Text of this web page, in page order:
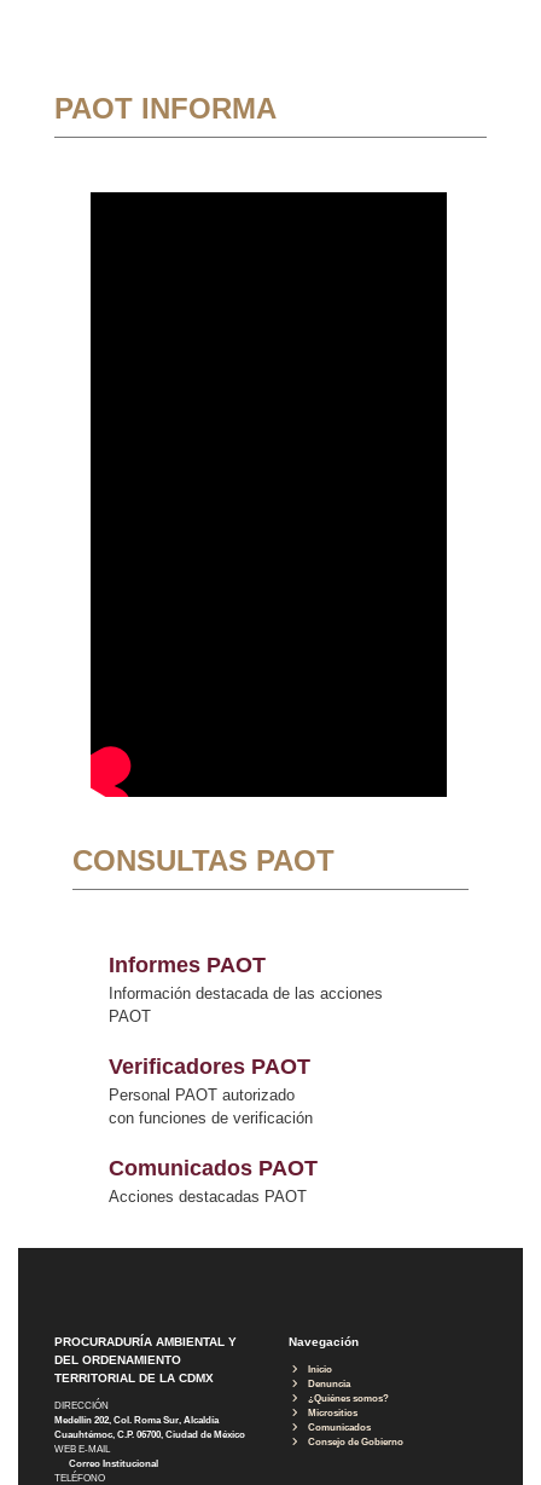
PAOT INFORMA
CONSULTAS PAOT
Informes PAOT
Información destacada de las acciones
PAOT
Verificadores PAOT
Personal PAOT autorizado
con funciones de verificación
Comunicados PAOT
Acciones destacadas PAOT
PROCURADURÍA AMBIENTAL Y
DEL ORDENAMIENTO
TERRITORIAL DE LA CDMX
DIRECCIÓN
Medellín 202, Col. Roma Sur, Alcaldía
Cuauhtémoc, C.P. 06700, Ciudad de México
WEB E-MAIL
Correo Institucional
TELÉFONO
Navegación
Inicio
Denuncia
¿Quiénes somos?
Micrositios
Comunicados
Consejo de Gobierno